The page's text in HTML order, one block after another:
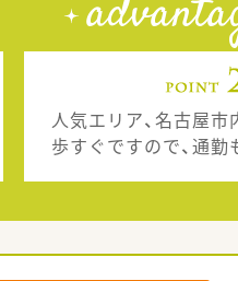
人気エリア、名古屋
歩すぐですので、通勤